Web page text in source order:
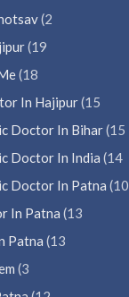
(2
(19
(18
In Hajipur(15
Doctor In Bihar(15
Doctor In India (14
Doctor In Patna (10
In Patna (13
Patna (13
(3